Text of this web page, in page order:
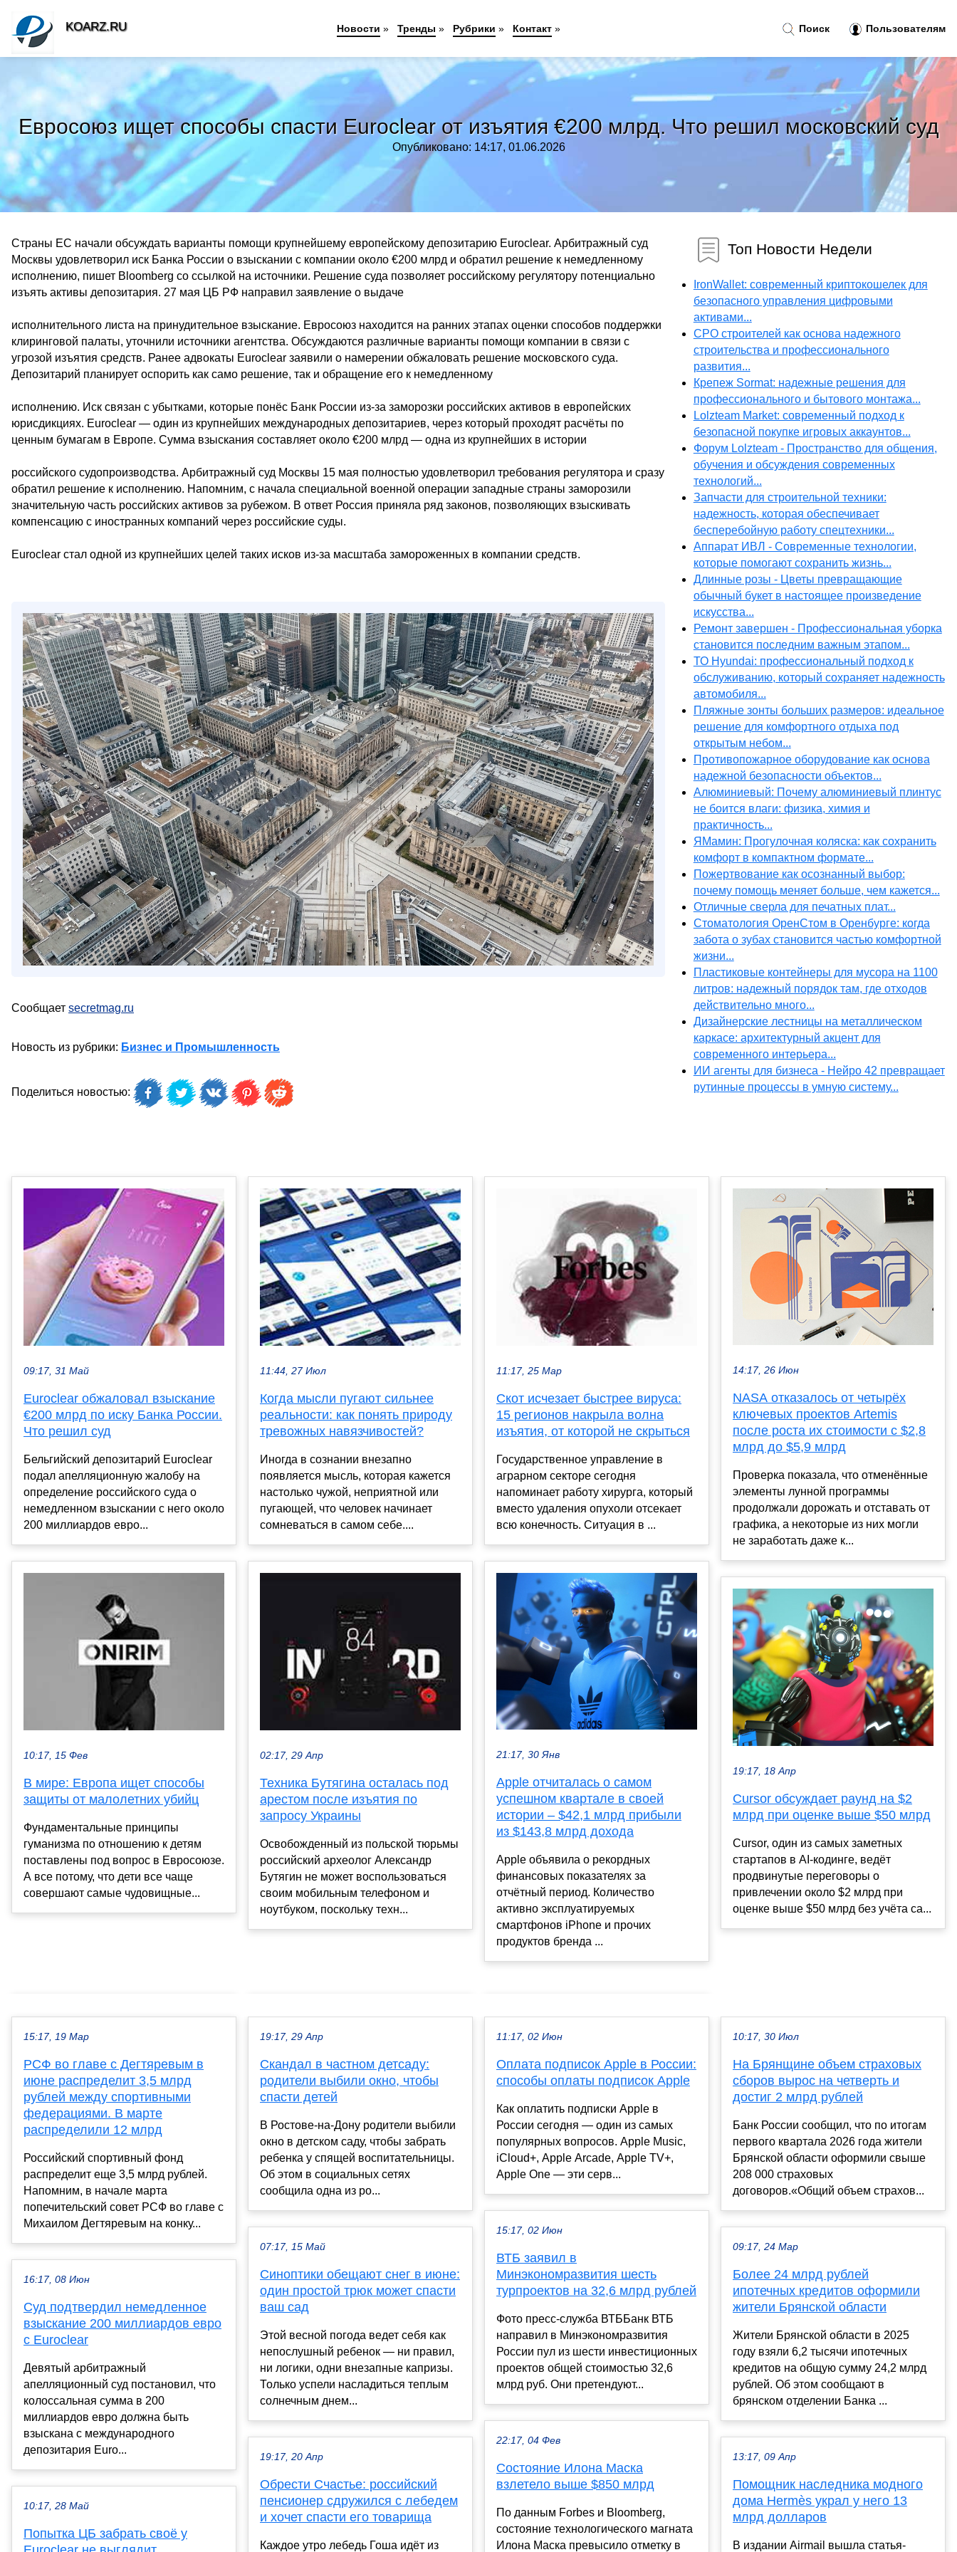
Евросоюз ищет способы спасти Euroclear от изъятия €200 млрд. Что решил московский суд
Опубликовано: 14:17, 01.06.2026
Страны ЕС начали обсуждать варианты помощи крупнейшему европейскому депозитарию Euroclear. Арбитражный суд
Москвы удовлетворил иск Банка России о взыскании с компании около €200 млрд и обратил решение к немедленному
исполнению, пишет Bloomberg со ссылкой на источники. Решение суда позволяет российскому регулятору потенциально
изъять активы депозитария. 27 мая ЦБ РФ направил заявление о выдаче
исполнительного листа на принудительное взыскание. Евросоюз находится на ранних этапах оценки способов поддержки
клиринговой палаты, уточнили источники агентства. Обсуждаются различные варианты помощи компании в связи с
угрозой изъятия средств. Ранее адвокаты Euroclear заявили о намерении обжаловать решение московского суда.
Депозитарий планирует оспорить как само решение, так и обращение его к немедленному
исполнению. Иск связан с убытками, которые понёс Банк России из-за заморозки российских активов в европейских
юрисдикциях. Euroclear — один из крупнейших международных депозитариев, через который проходят расчёты по
ценным бумагам в Европе. Сумма взыскания составляет около €200 млрд — одна из крупнейших в истории
российского судопроизводства. Арбитражный суд Москвы 15 мая полностью удовлетворил требования регулятора и сразу
обратил решение к исполнению. Напомним, с начала специальной военной операции западные страны заморозили
значительную часть российских активов за рубежом. В ответ Россия приняла ряд законов, позволяющих взыскивать
компенсацию с иностранных компаний через российские суды.
Euroclear стал одной из крупнейших целей таких исков из-за масштаба замороженных в компании средств.
Сообщает secretmag.ru
Новость из рубрики: Бизнес и Промышленность
Поделиться новостью:
Топ Новости Недели
IronWallet: современный криптокошелек для
безопасного управления цифровыми
активами...
СРО строителей как основа надежного
строительства и профессионального
развития...
Крепеж Sormat: надежные решения для
профессионального и бытового монтажа...
Lolzteam Market: современный подход к
безопасной покупке игровых аккаунтов...
Форум Lolzteam - Пространство для общения,
обучения и обсуждения современных
технологий...
Запчасти для строительной техники:
надежность, которая обеспечивает
бесперебойную работу спецтехники...
Аппарат ИВЛ - Современные технологии,
которые помогают сохранить жизнь...
Длинные розы - Цветы превращающие
обычный букет в настоящее произведение
искусства...
Ремонт завершен - Профессиональная уборка
становится последним важным этапом...
ТО Hyundai: профессиональный подход к
обслуживанию, который сохраняет надежность
автомобиля...
Пляжные зонты больших размеров: идеальное
решение для комфортного отдыха под
открытым небом...
Противопожарное оборудование как основа
надежной безопасности объектов...
Алюминиевый: Почему алюминиевый плинтус
не боится влаги: физика, химия и
практичность...
ЯМамин: Прогулочная коляска: как сохранить
комфорт в компактном формате...
Пожертвование как осознанный выбор:
почему помощь меняет больше, чем кажется...
Отличные сверла для печатных плат...
Стоматология ОренСтом в Оренбурге: когда
забота о зубах становится частью комфортной
жизни...
Пластиковые контейнеры для мусора на 1100
литров: надежный порядок там, где отходов
действительно много...
Дизайнерские лестницы на металлическом
каркасе: архитектурный акцент для
современного интерьера...
ИИ агенты для бизнеса - Нейро 42 превращает
рутинные процессы в умную систему...
09:17, 31 Май
Euroclear обжаловал взыскание
€200 млрд по иску Банка России.
Что решил суд
Бельгийский депозитарий Euroclear
подал апелляционную жалобу на
определение российского суда о
немедленном взыскании с него около
200 миллиардов евро...
10:17, 15 Фев
В мире: Европа ищет способы
защиты от малолетних убийц
Фундаментальные принципы
гуманизма по отношению к детям
поставлены под вопрос в Евросоюзе.
А все потому, что дети все чаще
совершают самые чудовищные...
11:44, 27 Июл
Когда мысли пугают сильнее
реальности: как понять природу
тревожных навязчивостей?
Иногда в сознании внезапно
появляется мысль, которая кажется
настолько чужой, неприятной или
пугающей, что человек начинает
сомневаться в самом себе....
02:17, 29 Апр
Техника Бутягина осталась под
арестом после изъятия по
запросу Украины
Освобожденный из польской тюрьмы
российский археолог Александр
Бутягин не может воспользоваться
своим мобильным телефоном и
ноутбуком, поскольку техн...
11:17, 25 Мар
Скот исчезает быстрее вируса:
15 регионов накрыла волна
изъятия, от которой не скрыться
Государственное управление в
аграрном секторе сегодня
напоминает работу хирурга, который
вместо удаления опухоли отсекает
всю конечность. Ситуация в ...
21:17, 30 Янв
Apple отчиталась о самом
успешном квартале в своей
истории – $42,1 млрд прибыли
из $143,8 млрд дохода
Apple объявила о рекордных
финансовых показателях за
отчётный период. Количество
активно эксплуатируемых
смартфонов iPhone и прочих
продуктов бренда ...
14:17, 26 Июн
NASA отказалось от четырёх
ключевых проектов Artemis
после роста их стоимости с $2,8
млрд до $5,9 млрд
Проверка показала, что отменённые
элементы лунной программы
продолжали дорожать и отставать от
графика, а некоторые из них могли
не заработать даже к...
19:17, 18 Апр
Cursor обсуждает раунд на $2
млрд при оценке выше $50 млрд
Cursor, один из самых заметных
стартапов в AI-кодинге, ведёт
продвинутые переговоры о
привлечении около $2 млрд при
оценке выше $50 млрд без учёта са...
15:17, 19 Мар
РСФ во главе с Дегтяревым в
июне распределит 3,5 млрд
рублей между спортивными
федерациями. В марте
распределили 12 млрд
Российский спортивный фонд
распределит еще 3,5 млрд рублей.
Напомним, в начале марта
попечительский совет РСФ во главе с
Михаилом Дегтяревым на конку...
16:17, 08 Июн
Суд подтвердил немедленное
взыскание 200 миллиардов евро
с Euroclear
Девятый арбитражный
апелляционный суд постановил, что
колоссальная сумма в 200
миллиардов евро должна быть
взыскана с международного
депозитария Euro...
10:17, 28 Май
Попытка ЦБ забрать своё у
19:17, 29 Апр
Скандал в частном детсаду:
родители выбили окно, чтобы
спасти детей
В Ростове-на-Дону родители выбили
окно в детском саду, чтобы забрать
ребенка у спящей воспитательницы.
Об этом в социальных сетях
сообщила одна из ро...
07:17, 15 Май
Синоптики обещают снег в июне:
один простой трюк может спасти
ваш сад
Этой весной погода ведет себя как
непослушный ребенок — ни правил,
ни логики, одни внезапные капризы.
Только успели насладиться теплым
солнечным днем...
19:17, 20 Апр
Обрести Счастье: российский
пенсионер сдружился с лебедем
и хочет спасти его товарища
Каждое утро лебедь Гоша идёт из
11:17, 02 Июн
Оплата подписок Apple в России:
способы оплаты подписок Apple
Как оплатить подписки Apple в
России сегодня — один из самых
популярных вопросов. Apple Music,
iCloud+, Apple Arcade, Apple TV+,
Apple One — эти серв...
15:17, 02 Июн
ВТБ заявил в
Минэкономразвития шесть
турпроектов на 32,6 млрд рублей
Фото пресс-служба ВТББанк ВТБ
направил в Минэкономразвития
России пул из шести инвестиционных
проектов общей стоимостью 32,6
млрд руб. Они претендуют...
22:17, 04 Фев
Состояние Илона Маска
взлетело выше $850 млрд
По данным Forbes и Bloomberg,
состояние технологического магната
Илона Маска превысило отметку в
10:17, 30 Июл
На Брянщине объем страховых
сборов вырос на четверть и
достиг 2 млрд рублей
Банк России сообщил, что по итогам
первого квартала 2026 года жители
Брянской области оформили свыше
208 000 страховых
договоров.«Общий объем страхов...
09:17, 24 Мар
Более 24 млрд рублей
ипотечных кредитов оформили
жители Брянской области
Жители Брянской области в 2025
году взяли 6,2 тысячи ипотечных
кредитов на общую сумму 24,2 млрд
рублей. Об этом сообщают в
брянском отделении Банка ...
13:17, 09 Апр
Помощник наследника модного
дома Hermès украл у него 13
млрд долларов
В издании Airmail вышла статья-
Поиск Пользователям
KOARZ.RU Новости » Тренды » Рубрики » Контакт »